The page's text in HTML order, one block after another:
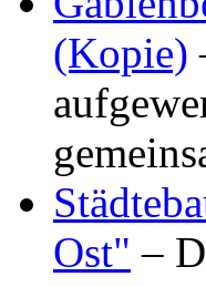
(Kopie)
Ost" –